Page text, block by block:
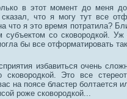
в этот момент до меня
что я могу тут все
что я это время потратила?
субъектом со сковородкой.
бы все отформатировать
избавиться очень
сковородкой. Это все
на поясе бластер болтается
роже сковородкой...